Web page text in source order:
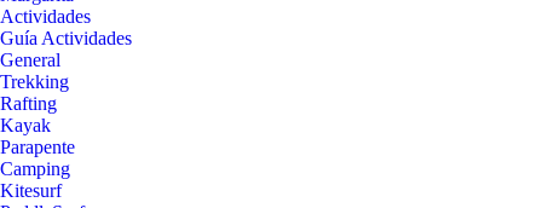
Actividades
Guía Actividades
General
Trekking
Rafting
Kayak
Parapente
Camping
Kitesurf